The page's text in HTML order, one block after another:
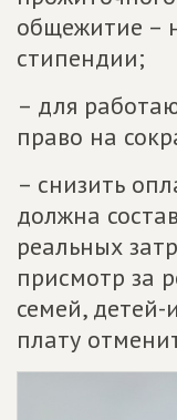
общежитие –
стипендии;
– для
право на
– снизить
должна
реальных
присмотр за
семей,
плату